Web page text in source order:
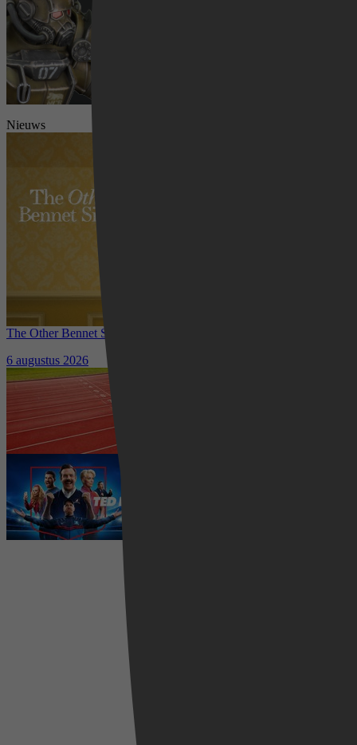
Nieuws
The Other Bennet Sister nu te zien op HBO Max: romantisch
kostuumdrama krijgt lovende recensies
6 augustus 2026